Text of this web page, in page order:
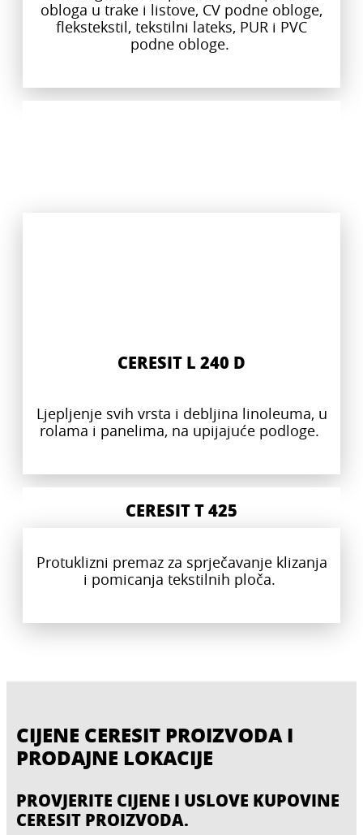
obloga u trake i listove, CV podne obloge,
flekstekstil, tekstilni lateks, PUR i PVC
podne obloge.
CERESIT L 240 D
Ljepljenje svih vrsta i debljina linoleuma, u
rolama i panelima, na upijajuće podloge.
CERESIT T 425
Protuklizni premaz za sprječavanje klizanja
i pomicanja tekstilnih ploča.
CIJENE CERESIT PROIZVODA I
PRODAJNE LOKACIJE
PROVJERITE CIJENE I USLOVE KUPOVINE
CERESIT PROIZVODA.